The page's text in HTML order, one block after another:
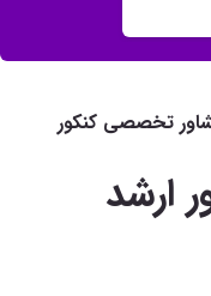
تخصصی کنکور
ارشد